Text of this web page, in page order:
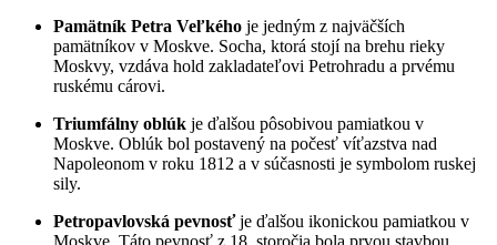
Pamätník Petra Veľkého je jedným z najväčších
pamätníkov v Moskve. Socha, ktorá stojí na brehu rieky
Moskvy, vzdáva hold zakladateľovi Petrohradu a prvému
ruskému cárovi.
Triumfálny oblúk je ďalšou pôsobivou pamiatkou v
Moskve. Oblúk bol postavený na počesť víťazstva nad
Napoleonom v roku 1812 a v súčasnosti je symbolom ruskej
sily.
Petropavlovská pevnosťje ďalšou ikonickou pamiatkou v